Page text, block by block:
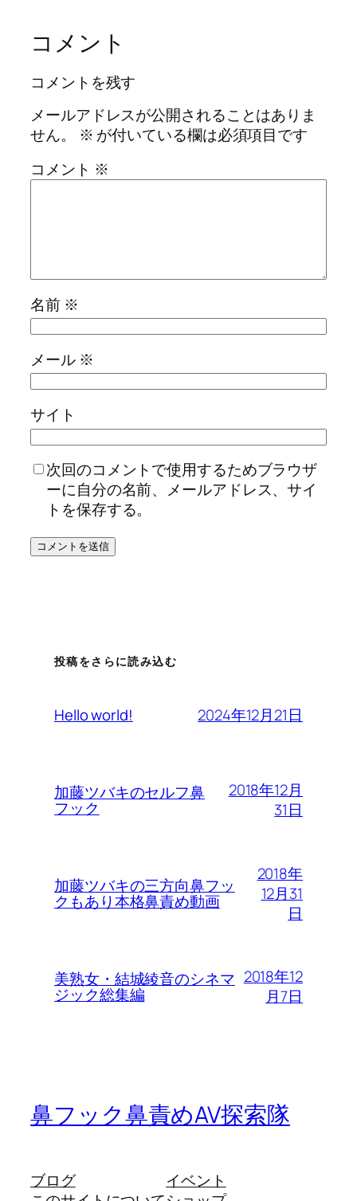
コメント
コメントを残す
メールアドレスが公開されることはありま
せん。
※ が付いている欄は必須項目です
コメント ※
名前 ※
メール ※
サイト
次回のコメントで使用するためブラウザ
ーに自分の名前、メールアドレス、サイ
トを保存する。
投稿をさらに読み込む
Hello world! 2024年12月21日
加藤ツバキのセルフ鼻
フック
2018年12月
31日
加藤ツバキの三方向鼻フッ
クもあり本格鼻責め動画
2018年
12月31
日
美熟女・結城綾音のシネマ
ジック総集編
2018年12
月7日
鼻フック鼻責めAV探索隊
ブログ
イベント